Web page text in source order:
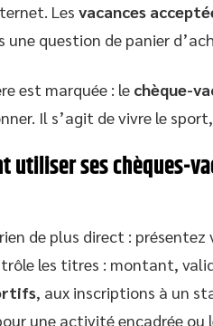
Les vacances
une question de panier
est marquée : le chèque-
Il s’agit de vivre le
utiliser ses chèques-
de plus direct : présentez
les titres : montant,
, aux inscriptions à un
une activité encadrée ou